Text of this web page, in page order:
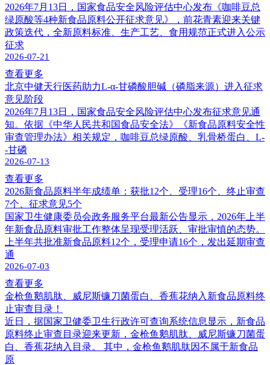
2026年7月13日，国家食品安全风险评估中心发布《咖啡豆总
绿原酸等4种新食品原料公开征求意见》，前花青素迎来关键
政策迭代，全新原料标准、生产工艺、食用规范正式进入公示
征求
2026-07-21
查看更多
北京中健天行医药助力L-α-甘磷酸胆碱（磷脂来源）进入征求
意见阶段
2026年7月13日，国家食品安全风险评估中心发布征求意见通
知。依据《中华人民共和国食品安全法》《新食品原料安全性
审查管理办法》相关规定，咖啡豆总绿原酸、乳骨桥蛋白、L-
-甘磷
2026-07-13
查看更多
2026新食品原料半年成绩单：获批12个、受理16个、终止审查
7个、征求意见5个
国家卫生健康委员会政务服务平台最新公告显示，2026年上半
年新食品原料审批工作整体呈现受理活跃、审批审慎的态势。
上半年共批准新食品原料12个，受理申请16个，发出延期审查
通
2026-07-03
查看更多
金枪鱼鹅肌肽、威尼斯镰刀菌蛋白、香蕉花纳入新食品原料终
止审查目录！
近日，据国家卫健委卫生行政许可查询系统信息显示，新食品
原料终止审查目录迎来更新，金枪鱼鹅肌肽、威尼斯镰刀菌蛋
白、香蕉花纳入目录。 其中，金枪鱼鹅肌肽因不属于新食品
原